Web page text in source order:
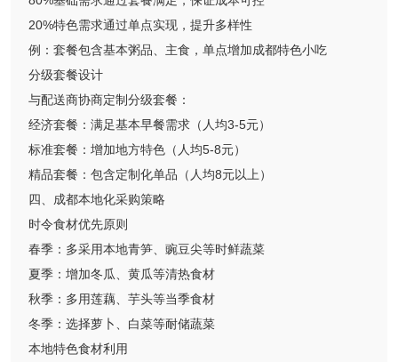
20%特色需求通过单点实现，提升多样性
例：套餐包含基本粥品、主食，单点增加成都特色小吃
分级套餐设计
与配送商协商定制分级套餐：
经济套餐：满足基本早餐需求（人均3-5元）
标准套餐：增加地方特色（人均5-8元）
精品套餐：包含定制化单品（人均8元以上）
四、成都本地化采购策略
时令食材优先原则
春季：多采用本地青笋、豌豆尖等时鲜蔬菜
夏季：增加冬瓜、黄瓜等清热食材
秋季：多用莲藕、芋头等当季食材
冬季：选择萝卜、白菜等耐储蔬菜
本地特色食材利用